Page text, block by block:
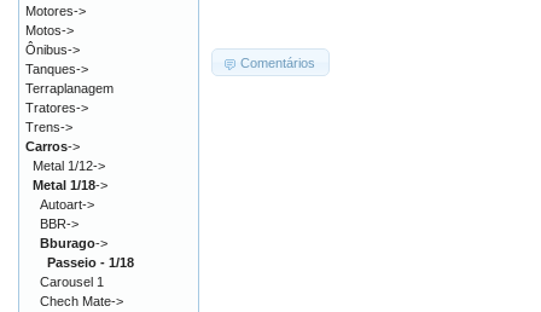
Comentários
Motores->
Motos->
Ônibus->
Tanques->
Terraplanagem
Tratores->
Trens->
Carros->
Metal 1/12->
Metal 1/18->
Autoart->
BBR->
Bburago->
Passeio - 1/18
Carousel 1
Chech Mate->